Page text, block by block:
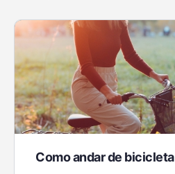
Como andar de bicicleta